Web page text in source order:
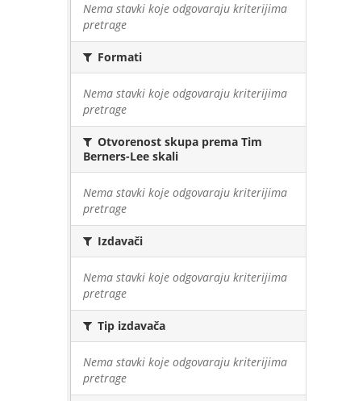
Nema stavki koje odgovaraju kriterijima
pretrage
Formati
Nema stavki koje odgovaraju kriterijima
pretrage
Otvorenost skupa prema Tim
Berners-Lee skali
Nema stavki koje odgovaraju kriterijima
pretrage
Izdavači
Nema stavki koje odgovaraju kriterijima
pretrage
Tip izdavača
Nema stavki koje odgovaraju kriterijima
pretrage